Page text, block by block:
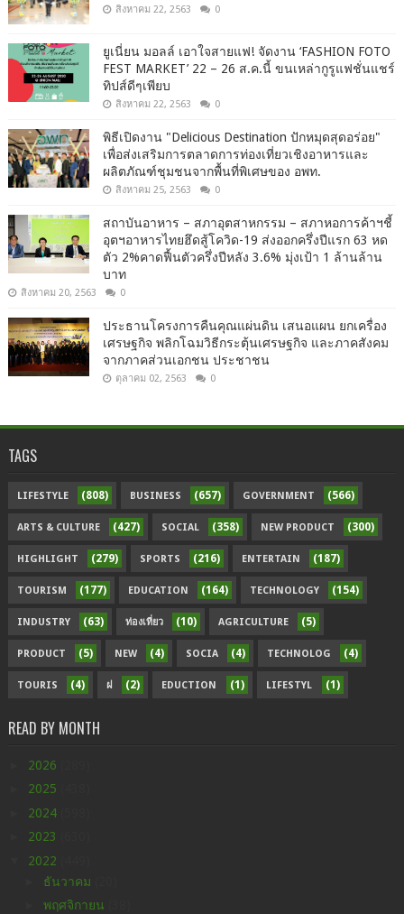
สิงหาคม 22, 2563 0
ยูเนี่ยน มอลล์ เอาใจสายแฟ! จัดงาน ‘FASHION FOTO
FEST MARKET’ 22 – 26 ส.ค.นี้ ขนเหล่ากูรูแฟชั่นแชร์
ทิปส์ดีๆเพียบ
สิงหาคม 22, 2563 0
พิธีเปิดงาน "Delicious Destination ปักหมุดสุดอร่อย"
เพื่อส่งเสริมการตลาดการท่องเที่ยวเชิงอาหารและ
ผลิตภัณฑ์ชุมชนจากพื้นที่พิเศษของ อพท.
สิงหาคม 25, 2563 0
สถาบันอาหาร – สภาอุตสาหกรรม – สภาหอการค้าฯชี้
อุตฯอาหารไทยฮึดสู้โควิด-19 ส่งออกครึ่งปีแรก 63 หด
ตัว 2%คาดฟื้นตัวครึ่งปีหลัง 3.6% มุ่งเป้า 1 ล้านล้าน
บาท
สิงหาคม 20, 2563 0
ประธานโครงการคืนคุณแผ่นดิน เสนอแผน ยกเครื่อง
เศรษฐกิจ พลิกโฉมวิธีกระตุ้นเศรษฐกิจ และภาคสังคม
จากภาคส่วนเอกชน ประชาชน
ตุลาคม 02, 2563 0
TAGS
LIFESTYLE (808) BUSINESS (657) GOVERNMENT (566)
ARTS & CULTURE (427) SOCIAL (358) NEW PRODUCT (300)
HIGHLIGHT (279) SPORTS (216) ENTERTAIN (187)
TOURISM (177) EDUCATION (164) TECHNOLOGY (154)
INDUSTRY (63) ท่องเที่ยว (10) AGRICULTURE (5)
PRODUCT (5) NEW (4) SOCIA (4) TECHNOLOG (4)
TOURIS (4) ฝ (2) EDUCTION (1) LIFESTYL (1)
READ BY MONTH
2026
2025
2024
2023
2022
ธันวาคม
พฤศจิกายน